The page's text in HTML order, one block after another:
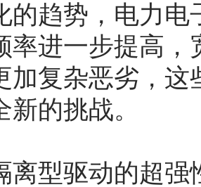
的趋势，电力
率进一步提高
加复杂恶劣，
的挑战。
离型驱动的超